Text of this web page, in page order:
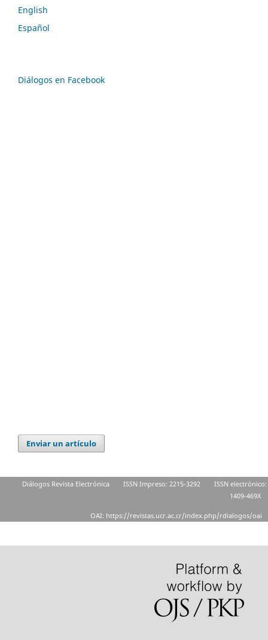
English
Español
Diálogos en Facebook
Enviar un artículo
Diálogos Revista Electrónica ISSN Impreso: 2215-3292
ISSN electrónico:
1409-469X
OAI: https://revistas.ucr.ac.cr/index.php/rdialogos/oai